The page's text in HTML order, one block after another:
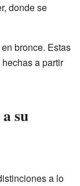
donde se
bronce. Estas
a partir
su
a lo